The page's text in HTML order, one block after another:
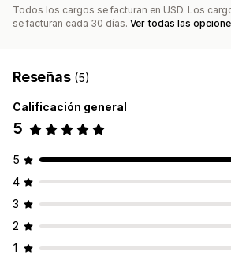
Todos los cargos se facturan en USD. Los
se facturan cada 30 días. Ver todas las
Reseñas (5)
Calificación general
5
5
4
3
2
1